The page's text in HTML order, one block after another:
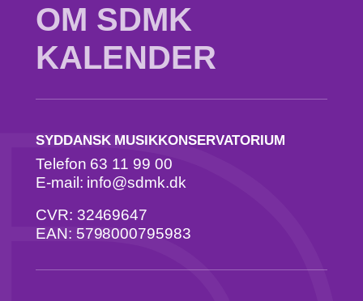
OM SDMK
KALENDER
SYDDANSK MUSIKKONSERVATORIUM
Telefon 63 11 99 00
E-mail: info@sdmk.dk
CVR: 32469647
EAN: 5798000795983